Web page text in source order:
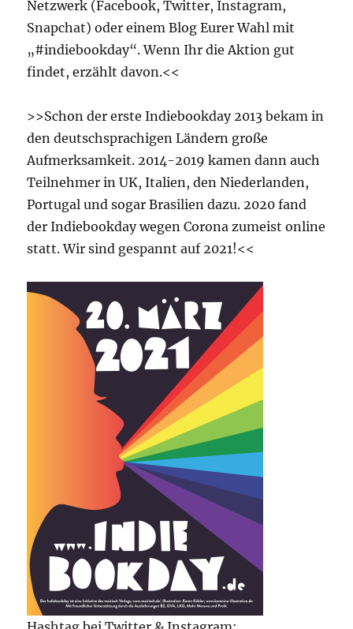
Netzwerk (Facebook, Twitter, Instagram,
Snapchat) oder einem Blog Eurer Wahl mit
„#indiebookday“. Wenn Ihr die Aktion gut
findet, erzählt davon.<<
>>Schon der erste Indiebookday 2013 bekam in
den deutschsprachigen Ländern große
Aufmerksamkeit. 2014-2019 kamen dann auch
Teilnehmer in UK, Italien, den Niederlanden,
Portugal und sogar Brasilien dazu. 2020 fand
der Indiebookday wegen Corona zumeist online
statt. Wir sind gespannt auf 2021!<<